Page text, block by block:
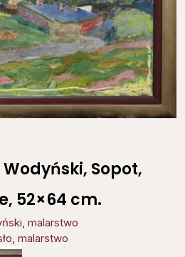
Sopot,
52×64 cm.
malarstwo
malarstwo